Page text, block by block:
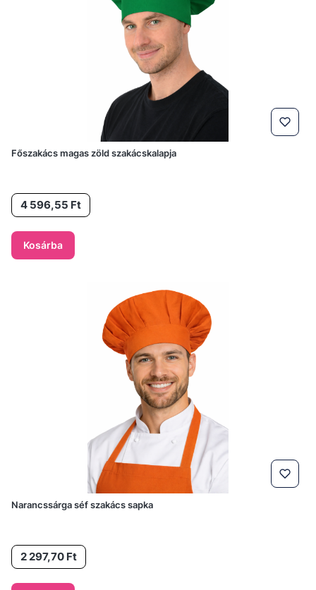
Főszakács magas zöld szakácskalapja
Ár 4 596,55 Ft
Kosárba
Narancssárga séf szakács sapka
Ár2 297,70 Ft